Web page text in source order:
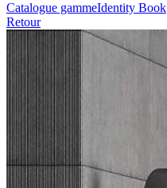
Catalogue gammeIdentity Book
Retour